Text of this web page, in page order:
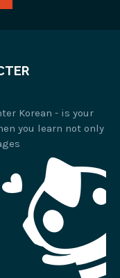
Korean - is your
you learn not only